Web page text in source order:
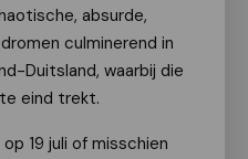
absurde,
culminerend in
Duitsland, waarbij die
eind trekt.
19 juli of misschien